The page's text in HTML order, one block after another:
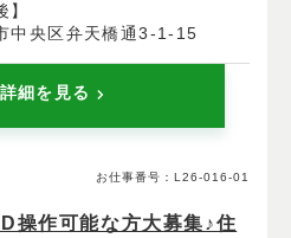
】
中央区弁天橋通3-1-15
細を見る
お仕事番号：L26-016-01
操作可能な方大募集♪住